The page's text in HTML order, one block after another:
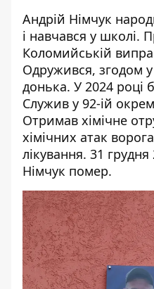
Андрій Німчук
і навчався у школі.
Коломийській
Одружився, згодом
донька. У 2024 році
Служив у 92-ій
Отримав хімічне
хімічних атак
лікування. 31
Німчук помер.